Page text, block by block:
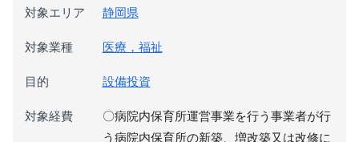
対象エリア 静岡県
対象業種 医療，福祉
目的 設備投資
対象経費
〇病院内保育所運営事業を行う事業者が行
う病院内保育所の新築、増改築又は改修に